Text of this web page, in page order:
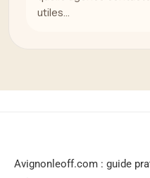
utiles…
Avignonleoff.com : guide